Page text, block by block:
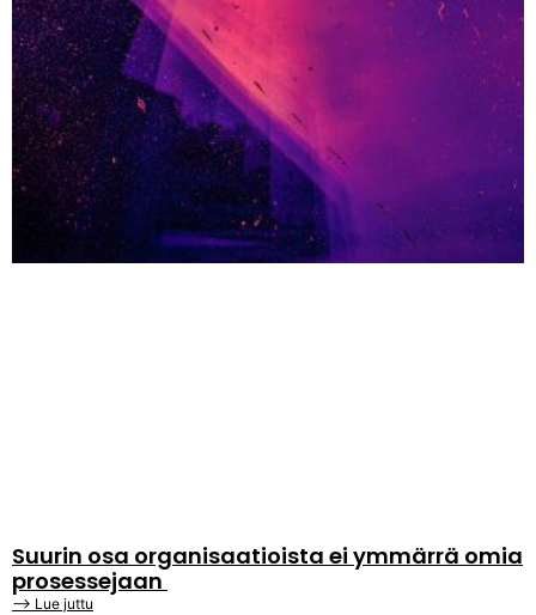
Suurin osa organisaatioista ei ymmärrä omia
prosessejaan
⟶ Lue juttu